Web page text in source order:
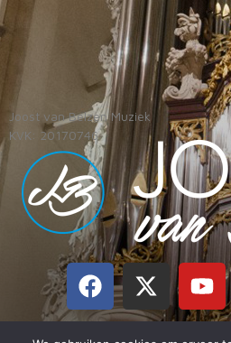
Joost van Belzen Muziek
KVK: 20170746